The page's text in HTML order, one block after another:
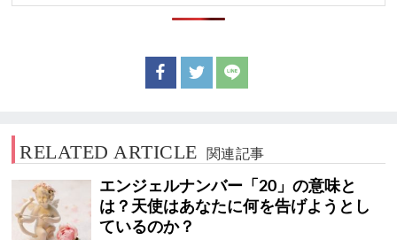
RELATED ARTICLE 関連記事
エンジェルナンバー「20」の意味と
は？天使はあなたに何を告げようとし
ているのか？